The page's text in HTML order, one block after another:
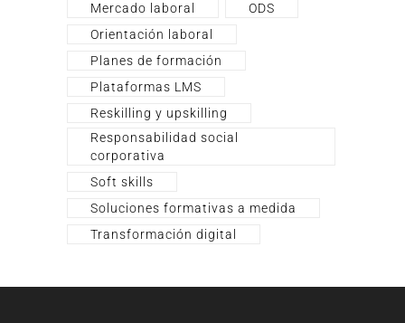
Mercado laboral
ODS
Orientación laboral
Planes de formación
Plataformas LMS
Reskilling y upskilling
Responsabilidad social
corporativa
Soft skills
Soluciones formativas a medida
Transformación digital